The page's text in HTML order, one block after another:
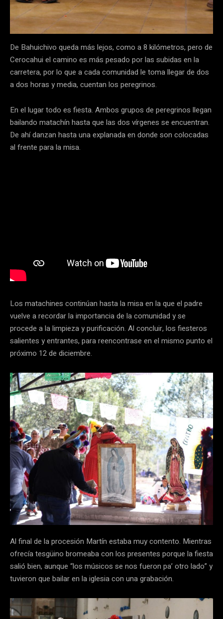
De Bahuichivo queda más lejos, como a 8 kilómetros, pero de
Cerocahui el camino es más pesado por las subidas en la
carretera, por lo que a cada comunidad le toma llegar de dos
a dos horas y media, cuentan los peregrinos.
En el lugar todo es fiesta. Ambos grupos de peregrinos llegan
bailando matachín hasta que las dos vírgenes se encuentran.
De ahí danzan hasta una explanada en donde son colocadas
al frente para la misa.
Los matachines continúan hasta la misa en la que el padre
vuelve a recordar la importancia de la comunidad y se
procede a la limpieza y purificación. Al concluir, los fiesteros
salientes y entrantes, para reencontrase en el mismo punto el
próximo 12 de diciembre.
Al final de la procesión Martín estaba muy contento. Mientras
ofrecía tesgüino bromeaba con los presentes porque la fiesta
salió bien, aunque “los músicos se nos fueron pa’ otro lado” y
tuvieron que bailar en la iglesia con una grabación.